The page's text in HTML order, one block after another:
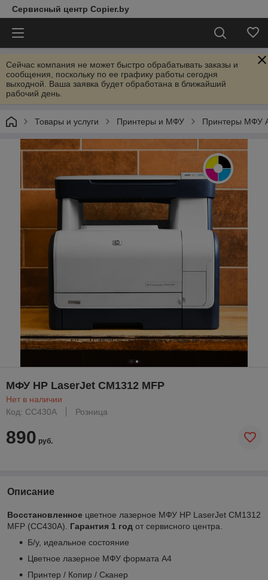
Сервисный центр Copier.by
Сейчас компания не может быстро обрабатывать заказы и
сообщения, поскольку по ее графику работы сегодня
выходной. Ваша заявка будет обработана в ближайший
рабочий день.
Товары и услуги Принтеры и МФУ Принтеры МФУ
МФУ HP LaserJet CM1312 MFP
Нет в наличии
Код: CC430A
Розница
890 руб.
Описание
Восстановленное цветное лазерное МФУ HP LaserJet CM1312
MFP (CC430A)
Гарантия 1 год от сервисного центра.
Б/у, идеальное состояние
Цветное лазерное МФУ формата А4
Принтер / Копир / Сканер